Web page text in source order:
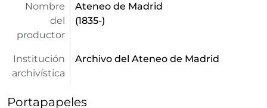
Nombre
del
productor
Ateneo de Madrid
(1835-)
Institución
archivística
Archivo del Ateneo de Madrid
Portapapeles